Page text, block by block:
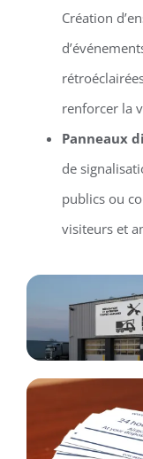
Création
renforcer la
Panneaux
de
publics ou
visiteurs et